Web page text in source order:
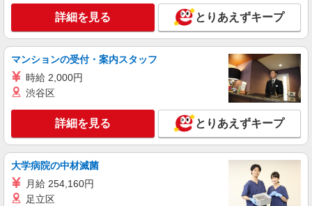
詳細を見る
正社員
株式会社ケーズホールディングス
【2027年新卒採用】接客・販売スタッフ
【大卒】 基本給 260,000円 【短
大・専門卒】 基本給 240,000円 ※上記は2026
族、目標達成、資格 等
※平
均年収570万円 ※平均勤続年数17年以上
店舗名：ハーバーシティ蘇我店 住所：千葉県
千葉市中央区川崎町1-16 ※入社後は必ず、通勤圏
内の店舗へ配属 ※入社時の人員状況により、近隣
の他店舗へ配属される可能性がございます。 ※入
社数年後は、関東全域（茨城県、東京都、千葉
県、埼玉県、神奈川県、栃木県、群馬県）及び山
キープ 詳細を見る
詳細を見る とりあえずキープ
マンションの受付・案内スタッフ
時給 2,000円
渋谷区
詳細を見る とりあえずキープ
大学病院の中材滅菌
月給 254,160円
足立区